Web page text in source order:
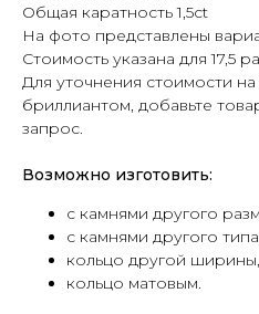
Общая каратность 1,5ct
На фото представлены
Стоимость указана для 17,5
Для уточнения стоимости
бриллиантом, добавьте
запрос.
Возможно изготовить:
с камнями другого
с камнями другого
кольцо другой ширины,
кольцо матовым.